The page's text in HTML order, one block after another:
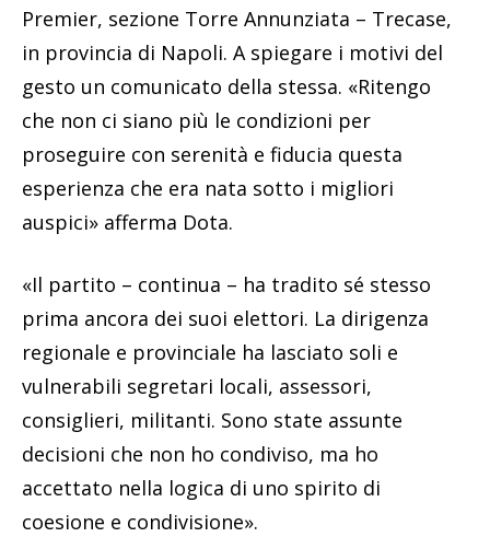
Premier, sezione Torre Annunziata – Trecase,
in provincia di Napoli. A spiegare i motivi del
gesto un comunicato della stessa. «Ritengo
che non ci siano più le condizioni per
proseguire con serenità e fiducia questa
esperienza che era nata sotto i migliori
auspici» afferma Dota.
«Il partito – continua – ha tradito sé stesso
prima ancora dei suoi elettori. La dirigenza
regionale e provinciale ha lasciato soli e
vulnerabili segretari locali, assessori,
consiglieri, militanti. Sono state assunte
decisioni che non ho condiviso, ma ho
accettato nella logica di uno spirito di
coesione e condivisione».